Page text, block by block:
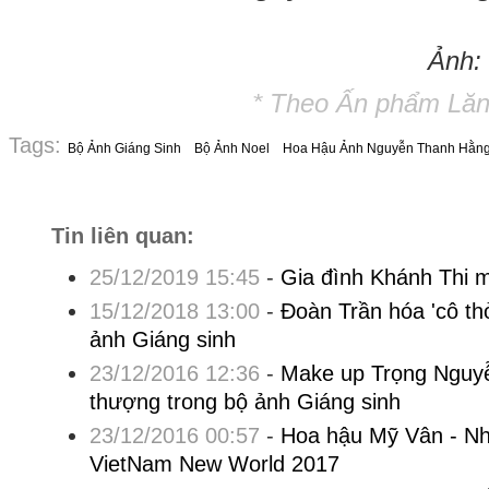
Ảnh:
* Theo Ấn phẩm
Tags: Bộ Ảnh Giáng Sinh Bộ Ảnh Noel Hoa Hậu Ảnh Nguyễn Thanh
Tin liên quan:
25/12/2019 15:45- Gia đình Khánh Thi
15/12/2018 13:00- Đoàn Trần hóa 'cô
ảnh Giáng sinh
23/12/2016 12:36 - Make up Trọng
thượng trong bộ ảnh Giáng sinh
23/12/2016 00:57 - Hoa hậu Mỹ Vân -
VietNam New World 2017